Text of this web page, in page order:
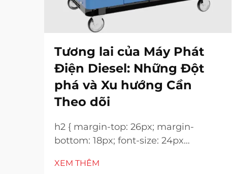
Tương lai của Máy Phát
Điện Diesel: Những Đột
phá và Xu hướng Cần
Theo dõi
h2 { margin-top: 26px; margin-
bottom: 18px; font-size: 24px
height: normal; } h3 { margin-top:
XEM THÊM